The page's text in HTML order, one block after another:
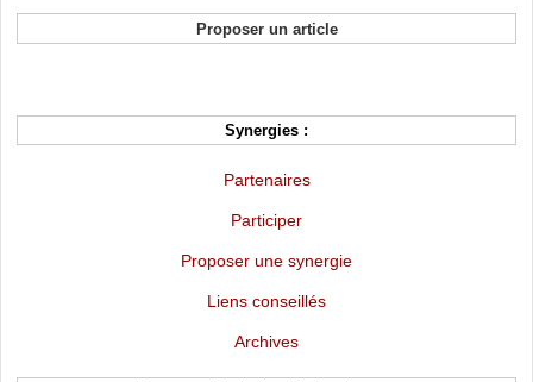
Proposer un article
Synergies :
Partenaires
Participer
Proposer une synergie
Liens conseillés
Archives